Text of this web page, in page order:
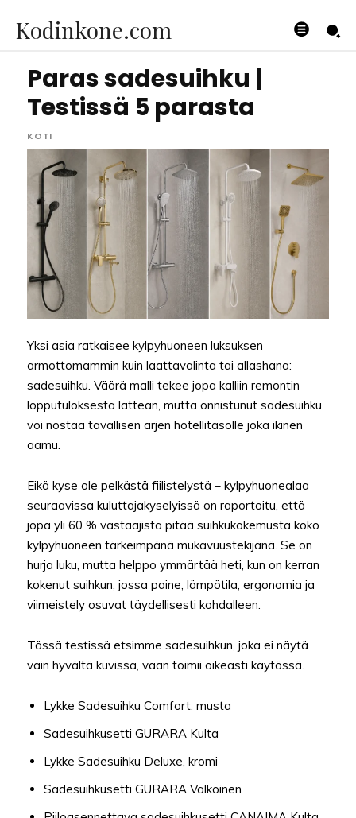
Kodinkone.com
Paras sadesuihku |
Testissä 5 parasta
KOTI
Yksi asia ratkaisee kylpyhuoneen luksuksen
armottomammin kuin laattavalinta tai allashana:
sadesuihku. Väärä malli tekee jopa kalliin remontin
lopputuloksesta lattean, mutta onnistunut sadesuihku
voi nostaa tavallisen arjen hotellitasolle joka ikinen
aamu.
Eikä kyse ole pelkästä fiilistelystä – kylpyhuonealaa
seuraavissa kuluttajakyselyissä on raportoitu, että
jopa yli 60 % vastaajista pitää suihkukokemusta koko
kylpyhuoneen tärkeimpänä mukavuustekijänä. Se on
hurja luku, mutta helppo ymmärtää heti, kun on kerran
kokenut suihkun, jossa paine, lämpötila, ergonomia ja
viimeistely osuvat täydellisesti kohdalleen.
Tässä testissä etsimme sadesuihkun, joka ei näytä
vain hyvältä kuvissa, vaan toimii oikeasti käytössä.
Lykke Sadesuihku Comfort, musta
Sadesuihkusetti GURARA Kulta
Lykke Sadesuihku Deluxe, kromi
Sadesuihkusetti GURARA Valkoinen